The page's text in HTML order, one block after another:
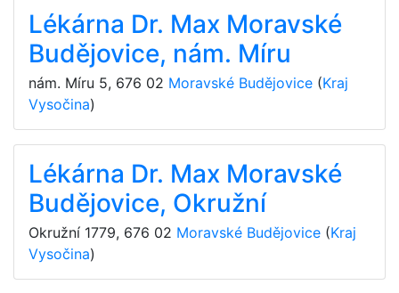
Lékárna Dr. Max Moravské
Budějovice, nám. Míru
nám. Míru 5, 676 02 Moravské Budějovice (Kraj
Vysočina)
Lékárna Dr. Max Moravské
Budějovice, Okružní
Okružní 1779, 676 02 Moravské Budějovice (Kraj
Vysočina)